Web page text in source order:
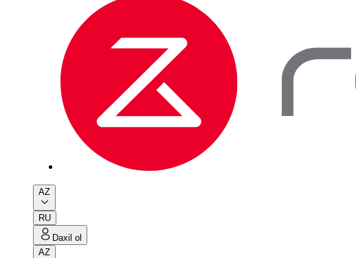
AZ
RU
Daxil ol
AZ